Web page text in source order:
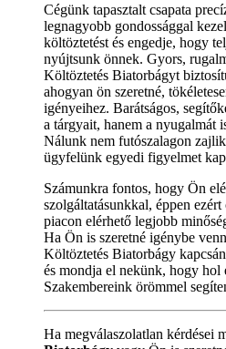
Cégünk tapasztalt csapata
legnagyobb gondossággal
költöztetést és engedje, hogy
nyújtsunk önnek. Gyors,
Költöztetés Biatorbágyt
ahogyan ön szeretné,
igényeihez. Barátságos,
a tárgyait, hanem a nyugalmát
Nálunk nem futószalagon
ügyfelünk egyedi figyelmet
Számunkra fontos, hogy Ön
szolgáltatásunkkal, éppen
piacon elérhető legjobb
Ha Ön is szeretné igénybe
Költöztetés Biatorbágy
és mondja el nekünk, hogy hol
Szakembereink örömmel
Ha megválaszolatlan kérdései